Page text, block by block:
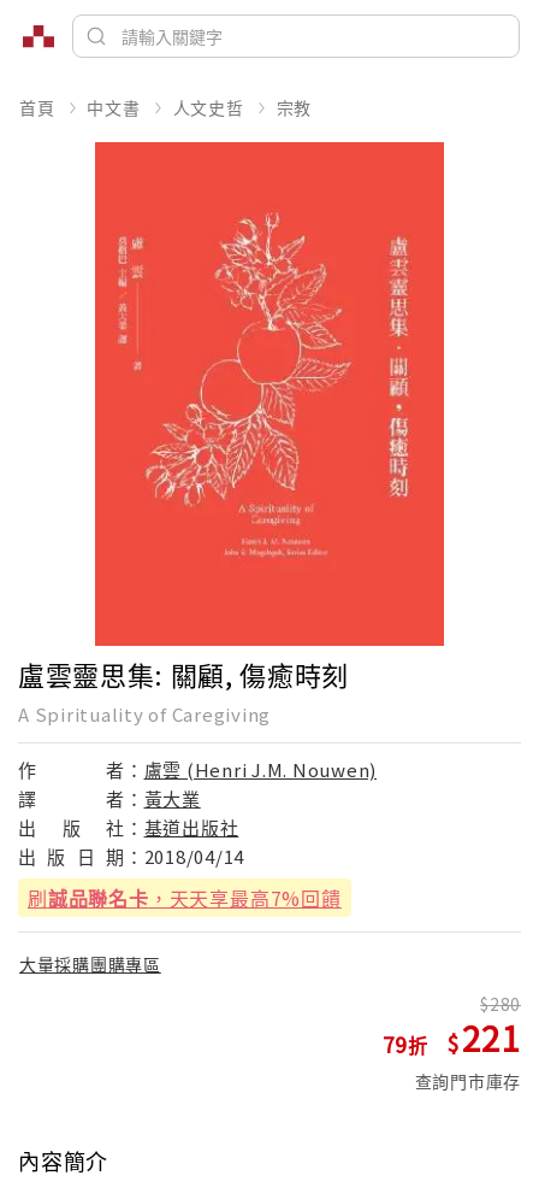
首頁 中文書 人文史哲 宗教
盧雲靈思集: 關顧, 傷癒時刻
A Spirituality of Caregiving
作 者： 盧雲 (Henri J.M. Nouwen)
譯
者： 黃大業
出
版 社： 基道出版社
出 版 日 期： 2018/04/14
刷誠品聯名卡 ，天天享最高7%回饋
大量採購團購專區
79
280
221
查詢門市庫存
內容簡介